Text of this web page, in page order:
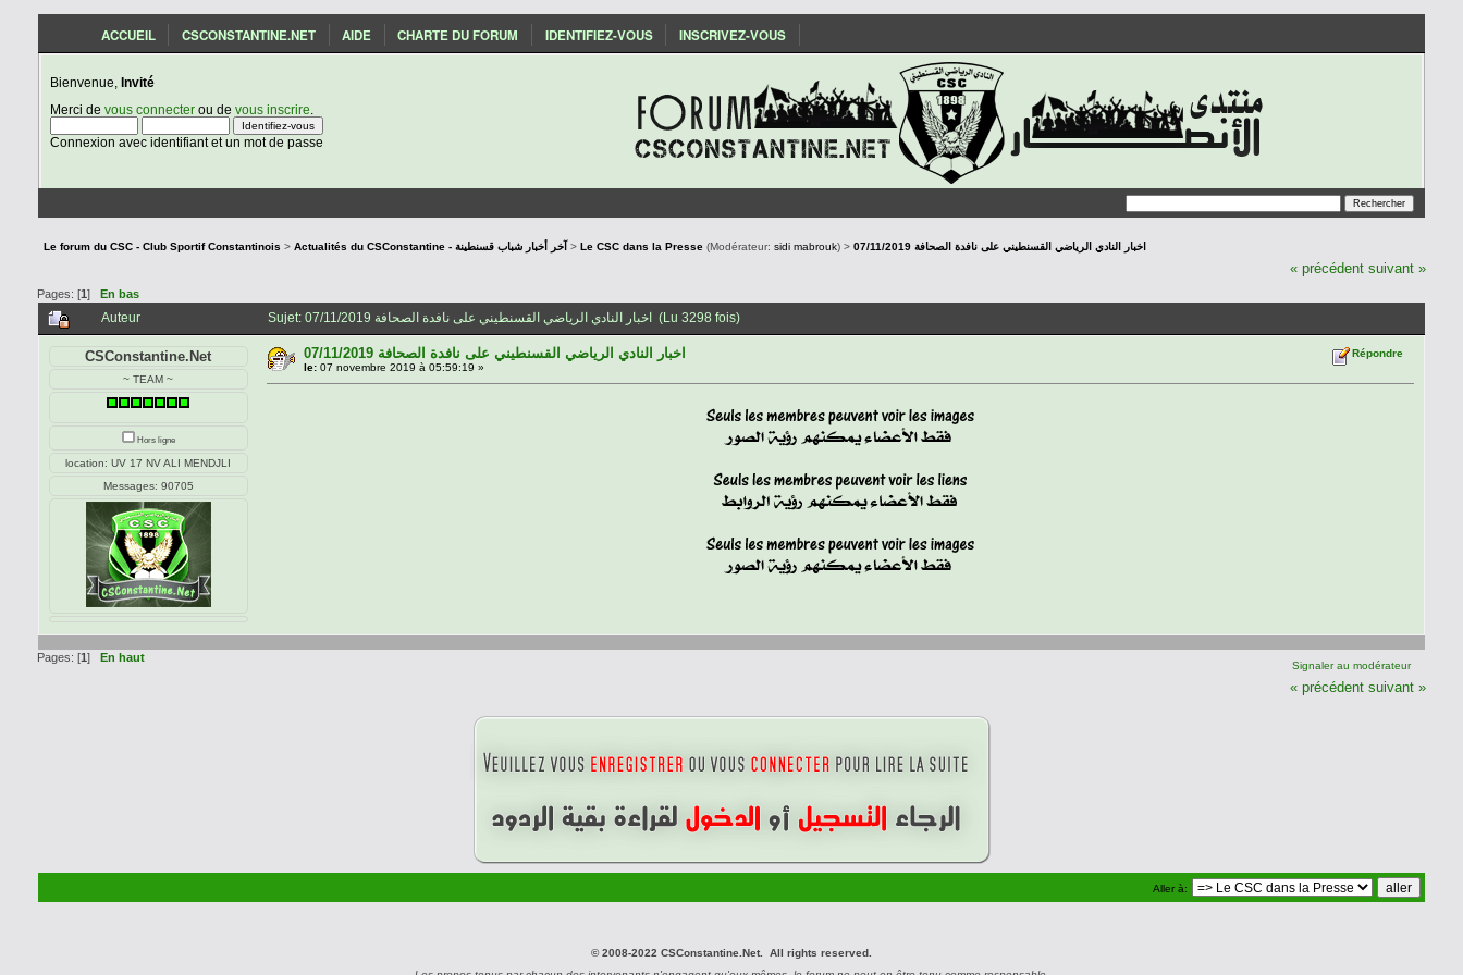
ACCUEIL CSCONSTANTINE.NET AIDE CHARTE DU FORUM IDENTIFIEZ-VOUS INSCRIVEZ-VOUS
Bienvenue, Invité
Merci de vous connecterou de vous inscrire
Connexion avec identifiant et un mot de passe
Le forum du CSC - Club Sportif Constantinois > Actualités du CSConstantine - آخر أخبار شباب قسنطينة >Le CSC dans la Presse (Modérateur:sidi mabrouk) > 07/11/2019 اخبار النادي الرياضي القسنطيني على نافدة الصحافة
« précédent suivant »
Pages: [1] En bas
Auteur Sujet: 07/11/2019 اخبار النادي الرياضي القسنطيني على نافدة الصحافة (Lu 3298 fois)
CSConstantine.Net
~ TEAM ~
Hors ligne
location: UV 17 NV ALI MENDJLI
Messages: 90705
07/11/2019 اخبار النادي الرياضي القسنطيني على نافدة الصحافة
le:07 novembre 2019 à 05:59:19 »
Répondre
Signaler au modérateur
Pages: [1 ] En haut
« précédent suivant »
Aller à:
© 2008-2022 CSConstantine.Net. All rights reserved.